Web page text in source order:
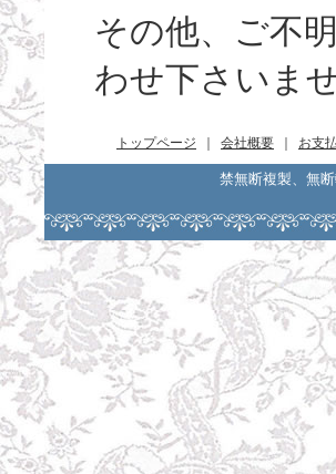
その他、ご不
わせ下さいま
トップページ 会社概要 お支
禁無断複製、無